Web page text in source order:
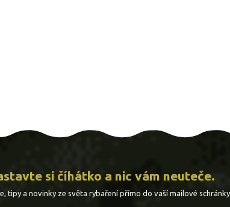
si číhátko a nic vám neuteče.
tipy a novinky ze světa rybaření přímo do vaší mailové